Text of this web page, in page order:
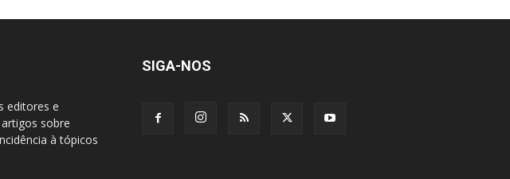
editores e
sobre
à tópicos
SIGA-NOS